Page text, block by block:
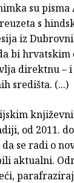
su pisma
s
iz
bi
direktnu –
središta. (...)
od 2011.
se radi o
aktualni.